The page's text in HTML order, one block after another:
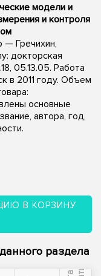
модели и
и контроля
— Гречихин,
докторская
05.13.05. Работа
в 2011 году. Объем
основные
автора, год,
В КОРЗИНУ
раздела